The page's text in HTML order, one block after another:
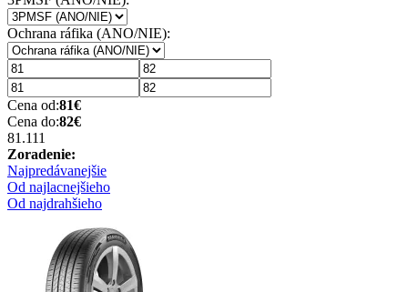
Ochrana ráfika (ANO/NIE):
Cena od:81€
Cena do:82€
81.111
Zoradenie:
Najpredávanejšie
Od najlacnejšieho
Od najdrahšieho